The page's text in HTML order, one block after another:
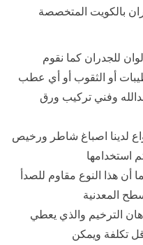
بالكويت المتخصصة
للجدران كما نقوم
أو الثقوب أو أي عطب
وفني تركيب ورق
لدينا اصباغ شاطر ورخيص
استخدامها
أن هذا النوع مقاوم للصدأ
المعدنية
الترخيم والذي يعطي
تكلفة ويمكن